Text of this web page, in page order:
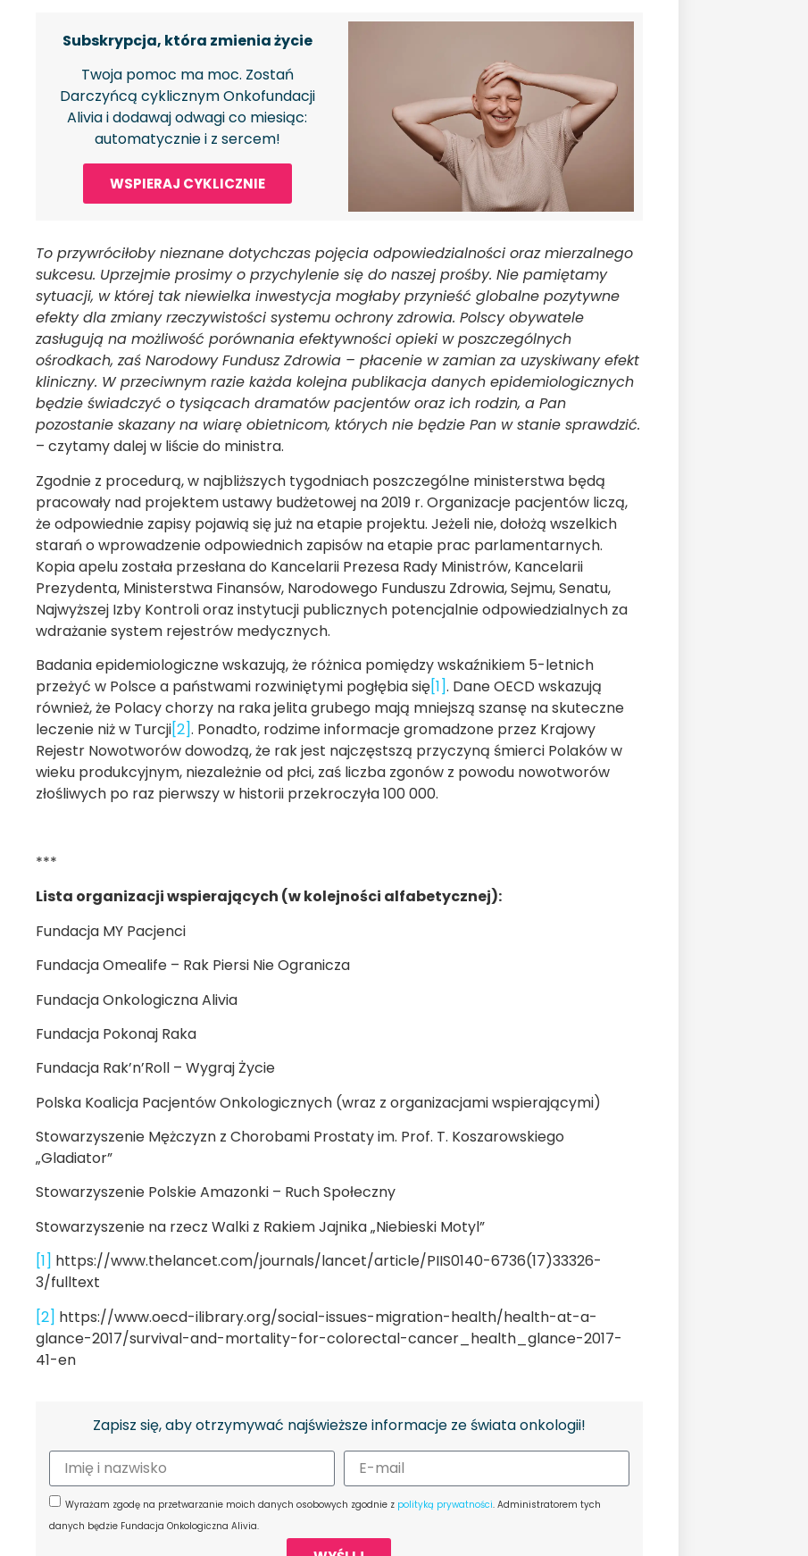
Subskrypcja, która zmienia życie
Twoja pomoc ma moc. Zostań
Darczyńcą cyklicznym Onkofundacji
Alivia i dodawaj odwagi co miesiąc:
automatycznie i z sercem!
WSPIERAJ CYKLICZNIE
To przywróciłoby nieznane dotychczas pojęcia odpowiedzialności oraz mierzalnego
sukcesu. Uprzejmie prosimy o przychylenie się do naszej prośby. Nie pamiętamy
sytuacji, w której tak niewielka inwestycja mogłaby przynieść globalne pozytywne
efekty dla zmiany rzeczywistości systemu ochrony zdrowia. Polscy obywatele
zasługują na możliwość porównania efektywności opieki w poszczególnych
ośrodkach, zaś Narodowy Fundusz Zdrowia – płacenie w zamian za uzyskiwany efekt
kliniczny. W przeciwnym razie każda kolejna publikacja danych epidemiologicznych
będzie świadczyć o tysiącach dramatów pacjentów oraz ich rodzin, a Pan
pozostanie skazany na wiarę obietnicom, których nie będzie Pan w stanie sprawdzić.
– czytamy dalej w liście do ministra.
Zgodnie z procedurą, w najbliższych tygodniach poszczególne ministerstwa będą
pracowały nad projektem ustawy budżetowej na 2019 r. Organizacje pacjentów liczą,
że odpowiednie zapisy pojawią się już na etapie projektu. Jeżeli nie, dołożą wszelkich
starań o wprowadzenie odpowiednich zapisów na etapie prac parlamentarnych.
Kopia apelu została przesłana do Kancelarii Prezesa Rady Ministrów, Kancelarii
Prezydenta, Ministerstwa Finansów, Narodowego Funduszu Zdrowia, Sejmu, Senatu,
Najwyższej Izby Kontroli oraz instytucji publicznych potencjalnie odpowiedzialnych za
wdrażanie system rejestrów medycznych.
Badania epidemiologiczne wskazują, że różnica pomiędzy wskaźnikiem 5-letnich
przeżyć w Polsce a państwami rozwiniętymi pogłębia się[1]. Dane OECD wskazują
również, że Polacy chorzy na raka jelita grubego mają mniejszą szansę na skuteczne
leczenie niż w Turcji[2]. Ponadto, rodzime informacje gromadzone przez Krajowy
Rejestr Nowotworów dowodzą, że rak jest najczęstszą przyczyną śmierci Polaków w
wieku produkcyjnym, niezależnie od płci, zaś liczba zgonów z powodu nowotworów
złośliwych po raz pierwszy w historii przekroczyła 100 000.
***
Lista organizacji wspierających (w kolejności alfabetycznej):
Fundacja MY Pacjenci
Fundacja Omealife – Rak Piersi Nie Ogranicza
Fundacja Onkologiczna Alivia
Fundacja Pokonaj Raka
Fundacja Rak’n’Roll – Wygraj Życie
Polska Koalicja Pacjentów Onkologicznych (wraz z organizacjami wspierającymi)
Stowarzyszenie Mężczyzn z Chorobami Prostaty im. Prof. T. Koszarowskiego
„Gladiator”
Stowarzyszenie Polskie Amazonki – Ruch Społeczny
Stowarzyszenie na rzecz Walki z Rakiem Jajnika „Niebieski Motyl”
[1] https://www.thelancet.com/journals/lancet/article/PIIS0140-6736(17)33326-
3/fulltext
[2] https://www.oecd-ilibrary.org/social-issues-migration-health/health-at-a-
glance-2017/survival-and-mortality-for-colorectal-cancer_health_glance-2017-
41-en
Zapisz się, aby otrzymywać najświeższe informacje ze świata onkologii!
Wyrażam zgodę na przetwarzanie moich danych osobowych zgodnie z polityką prywatności. Administratorem tych
danych będzie Fundacja Onkologiczna Alivia.